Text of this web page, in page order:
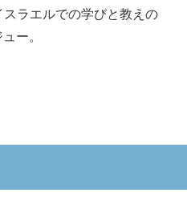
ラエルでの学びと教えの
ー。